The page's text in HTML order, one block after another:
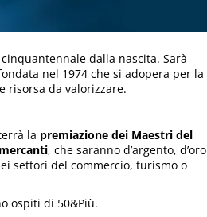
dalla nascita. Sarà
nel 1974 che si adopera per la
risorsa da valorizzare.
la premiazione dei Maestri del
, che saranno d’argento, d’oro
settori del commercio, turismo o
ospiti di 50&Più.